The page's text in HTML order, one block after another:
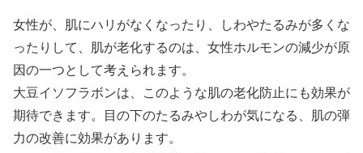
女性が、肌にハリがなくなったり、しわやたるみが多くな
ったりして、肌が老化するのは、女性ホルモンの減少が原
因の一つとして考えられます。
大豆イソフラボンは、このような肌の老化防止にも効果が
期待できます。目の下のたるみやしわが気になる、肌の弾
力の改善に効果があります。